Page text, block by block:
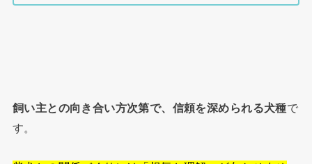
飼い主との向き合い方次第で、信頼を深められる犬種で
す。